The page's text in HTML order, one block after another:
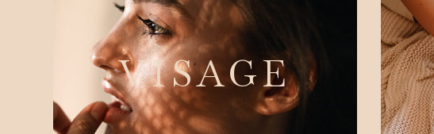
VISAGE